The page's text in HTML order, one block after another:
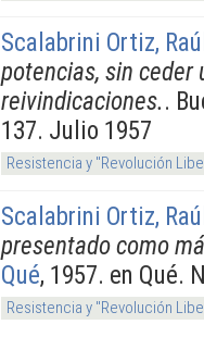
Scalabrini Ortiz,
potencias, sin ceder
reivindicaciones..
137. Julio 1957
Resistencia y "Revolución
Scalabrini Ortiz,
presentado como
Qué, 1957. en Qué.
Resistencia y "Revolución